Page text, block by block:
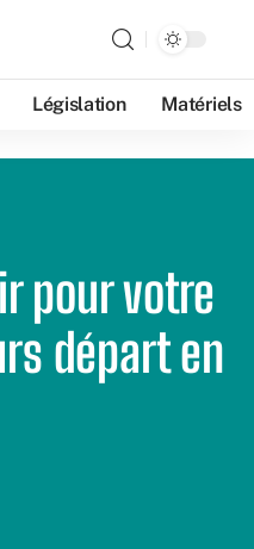
Législation Matériels
pour votre
départ en